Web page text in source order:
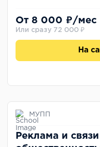
От 8 000 ₽/мес
Или сразу 72 000 ₽
На
МУПП
Реклама и